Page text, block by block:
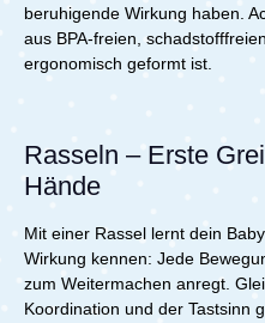
beruhigende Wirkung haben.
aus BPA-freien,
ergonomisch geformt ist.
Rasseln – Erste
Hände
Mit einer Rassel lernt dein
Wirkung kennen: Jede
zum Weitermachen anregt.
Koordination und der Tastsinn